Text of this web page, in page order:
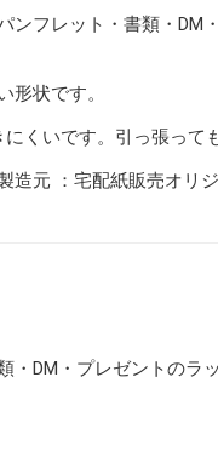
ンフレット・書類・DM
形状です。
くいです。引っ張って
造元 ：宅配紙販売オリ
・DM・プレゼントのラ